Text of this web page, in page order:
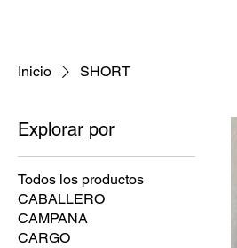
Inicio SHORT
Explorar por
Todos los productos
CABALLERO
CAMPANA
CARGO